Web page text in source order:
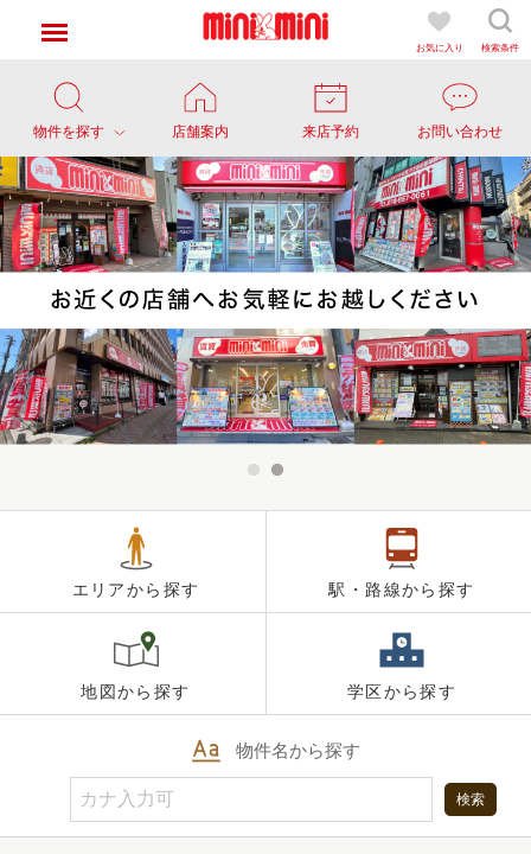
お気に入り 検索条件
物件を探す 店舗案内 来店予約 お問い合わせ
エリアから探す 駅・路線から探す
地図から探す 学区から探す
物件名から探す
検索